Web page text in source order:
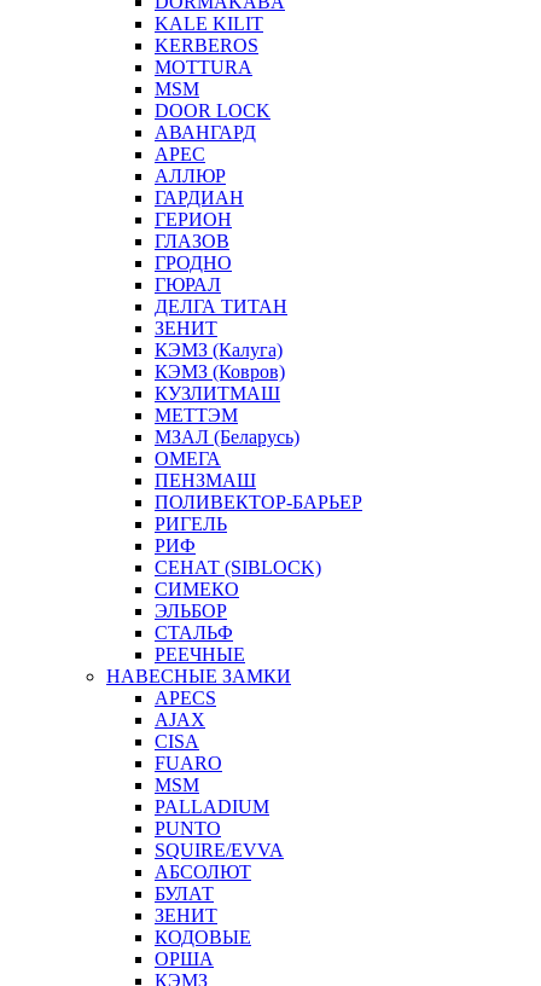
KALE KILIT
KERBEROS
MOTTURA
MSM
DOOR LOCK
АВАНГАРД
АРЕС
АЛЛЮР
ГАРДИАН
ГЕРИОН
ГЛАЗОВ
ГРОДНО
ГЮРАЛ
ДЕЛГА ТИТАН
ЗЕНИТ
КЭМЗ (Калуга)
КЭМЗ (Ковров)
КУЗЛИТМАШ
МЕТТЭМ
МЗАЛ (Беларусь)
ОМЕГА
ПЕНЗМАШ
ПОЛИВЕКТОР-БАРЬЕР
РИГЕЛЬ
РИФ
СЕНАТ (SIBLOCK)
СИМЕКО
ЭЛЬБОР
СТАЛЬФ
РЕЕЧНЫЕ
НАВЕСНЫЕ ЗАМКИ
APECS
AJAX
CISA
FUARO
MSM
PALLADIUM
PUNTO
SQUIRE/EVVA
АБСОЛЮТ
БУЛАТ
ЗЕНИТ
КОДОВЫЕ
ОРША
КЭМЗ